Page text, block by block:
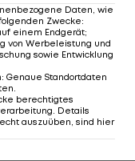
genug
Fußballer-
Rasen" von
die
bei einer davon
Daten, wie
Zwecke:
einem Endgerät;
von Werbeleistung und
sowie Entwicklung
: Genaue Standortdaten
.
berechtigtes
Details
auszuüben, sind hier